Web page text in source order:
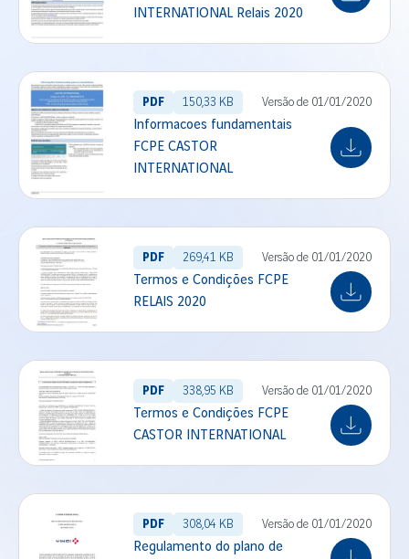
INTERNATIONAL Relais 2020
PDF 150,33 KB Versão de 01/01/2020
Informacoes fundamentais
FCPE CASTOR
INTERNATIONAL
PDF 269,41 KB Versão de 01/01/2020
Termos e Condições FCPE
RELAIS 2020
PDF 338,95 KB Versão de 01/01/2020
Termos e Condições FCPE
CASTOR INTERNATIONAL
PDF 308,04 KB Versão de 01/01/2020
Regulamento do plano de